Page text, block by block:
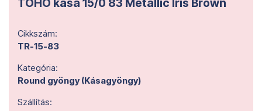
TOHO kása 15/0 83 Metallic Iris Brown
Cikkszám:
TR-15-83
Kategória:
Round gyöngy (Kásagyöngy)
Szállítás: